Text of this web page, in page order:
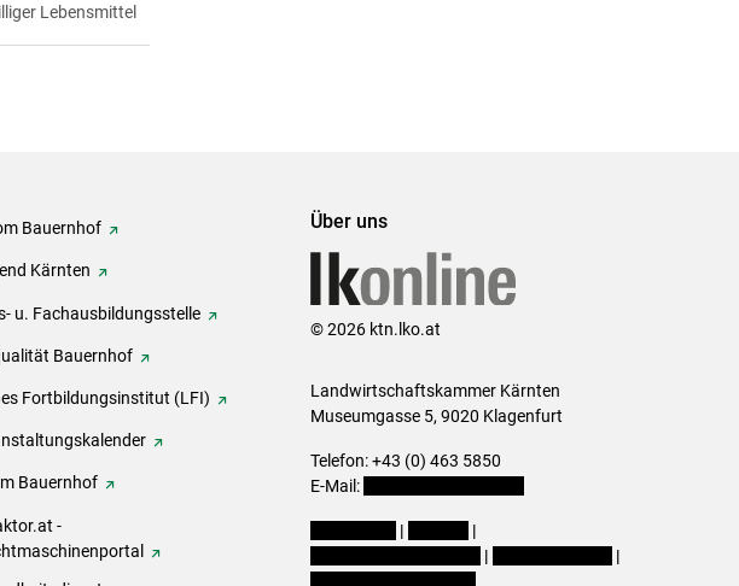
Lebensmittel
Bauernhof
Kärnten
u. Fachausbildungsstelle
Bauernhof
Fortbildungsinstitut (LFI)
Bauernhof
-
Über uns
© 2026 ktn.lko.at
Landwirtschaftskammer Kärnten
Museumgasse 5, 9020 Klagenfurt
Telefon: +43 (0) 463 5850
E-Mail:
|
|
|
|